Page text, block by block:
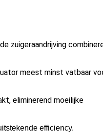
zuigeraandrijving
meest minst vatbaar
eliminerend moeilijke
efficiency.